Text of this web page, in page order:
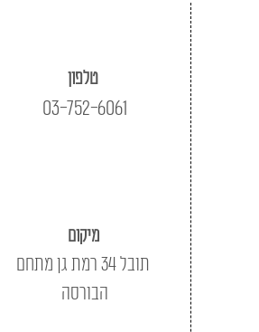
טלפון
03-752-6061
מיקום
תובל 34 רמת גן מתחם
הבורסה